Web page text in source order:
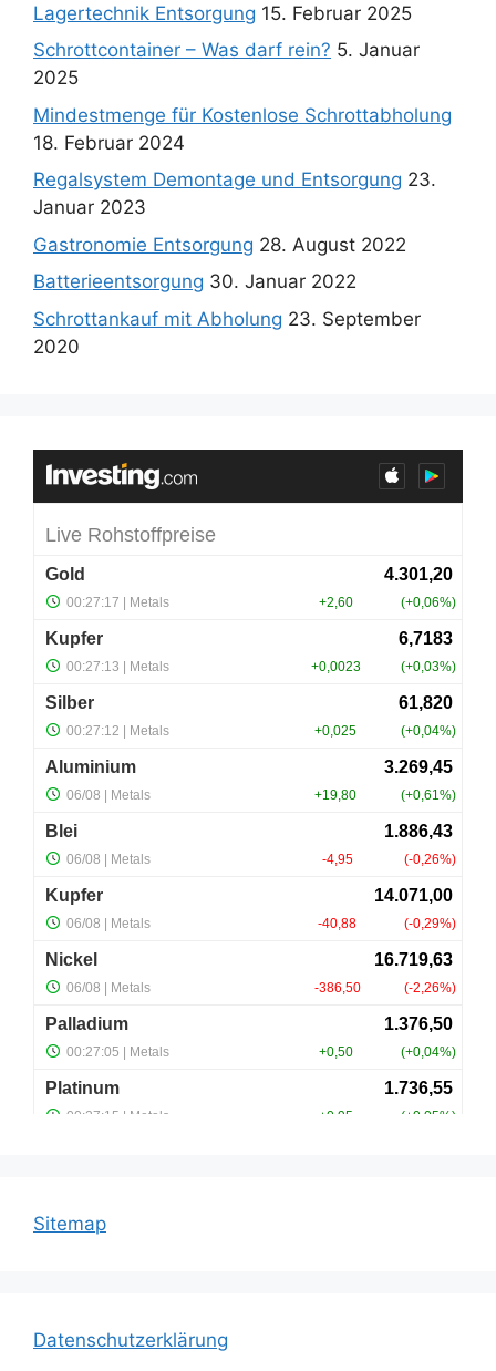
Lagertechnik Entsorgung 15. Februar 2025
Schrottcontainer – Was darf rein? 5. Januar
2025
Mindestmenge für Kostenlose Schrottabholung
18. Februar 2024
Regalsystem Demontage und Entsorgung 23.
Januar 2023
Gastronomie Entsorgung 28. August 2022
Batterieentsorgung 30. Januar 2022
Schrottankauf mit Abholung 23. September
2020
Sitemap
Datenschutzerklärung